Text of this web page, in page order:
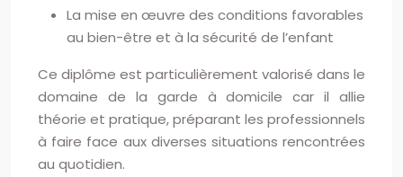
La mise en œuvre des conditions favorables
au bien-être et à la sécurité de l’enfant
Ce diplôme est particulièrement valorisé dans le
domaine de la garde à domicile car il allie
théorie et pratique, préparant les professionnels
à faire face aux diverses situations rencontrées
au quotidien.